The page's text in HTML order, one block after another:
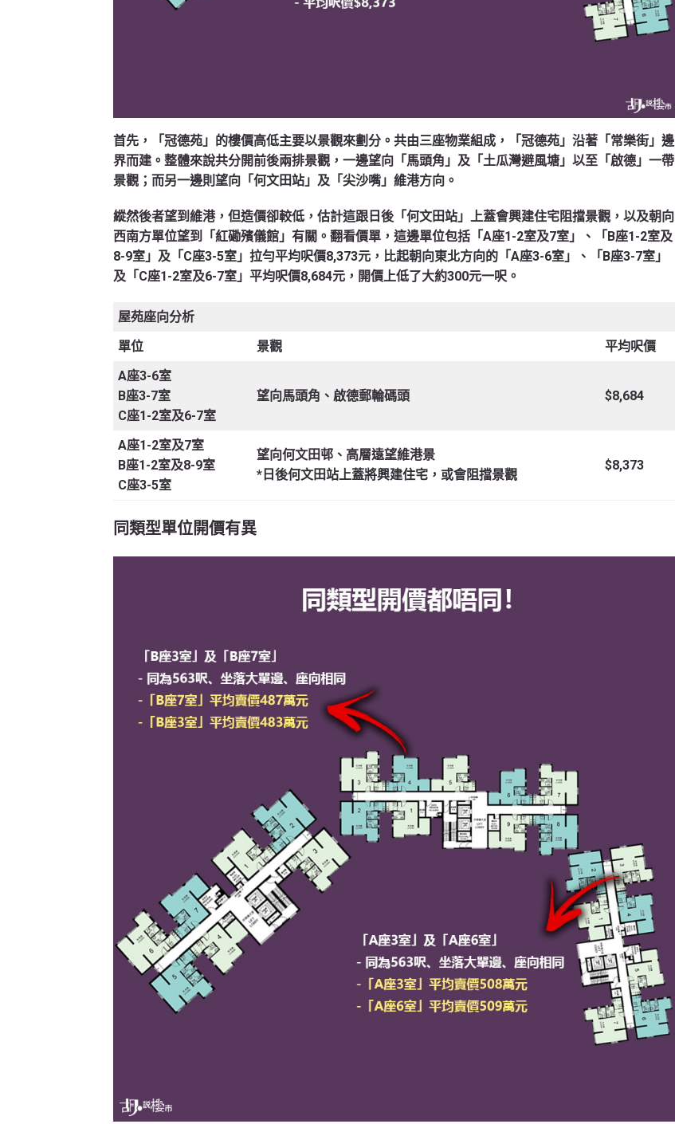
首先，「冠德苑」的樓價高低主要以景觀來劃分。共由三座物業組成，「冠德苑」沿著「常樂街」邊
界而建。整體來說共分開前後兩排景觀，一邊望向「馬頭角」及「土瓜灣避風塘」以至「啟德」一帶
景觀；而另一邊則望向「何文田站」及「尖沙嘴」維港方向。
縱然後者望到維港，但造價卻較低，估計這跟日後「何文田站」上蓋會興建住宅阻擋景觀，以及朝向
西南方單位望到「紅磡殯儀館」有關。翻看價單，這邊單位包括「A座1-2室及7室」、「B座1-2室及
8-9室」及「C座3-5室」拉勻平均呎價8,373元，比起朝向東北方向的「A座3-6室」、「B座3-7室」
及「C座1-2室及6-7室」平均呎價8,684元，開價上低了大約300元一呎。
屋苑座向分析
單位
景觀
平均呎價
A座3-6室
B座3-7室
C座1-2室及6-7室
望向馬頭角、啟德郵輪碼頭 $8,684
A座1-2室及7室
B座1-2室及8-9室
C座3-5室
望向何文田邨、高層遠望維港景
*日後何文田站上蓋將興建住宅，或會阻擋景觀
$8,373
同類型單位開價有異